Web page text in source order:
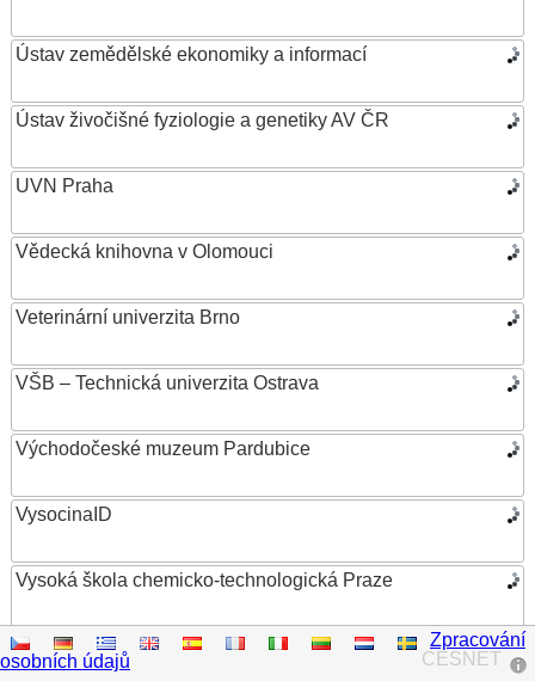
Ústav zemědělské ekonomiky a informací
Ústav živočišné fyziologie a genetiky AV ČR
UVN Praha
Vědecká knihovna v Olomouci
Veterinární univerzita Brno
VŠB – Technická univerzita Ostrava
Východočeské muzeum Pardubice
VysocinaID
Vysoká škola chemicko-technologická Praze
Vysoká škola ekonomická v Praze
CESNET
Zpracování
osobních údajů